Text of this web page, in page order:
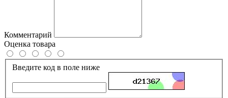
Комментарий
Оценка товара
Введите код в поле ниже